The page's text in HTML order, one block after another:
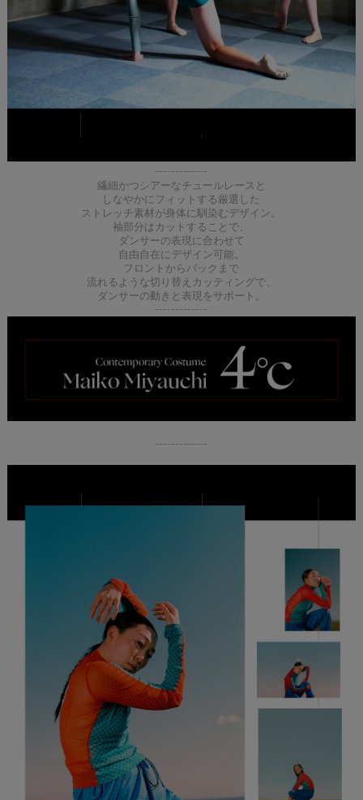
-------------
繊細かつシアーなチュールレースと
しなやかにフィットする厳選した
ストレッチ素材が身体に馴染むデザイン。
袖部分はカットすることで、
ダンサーの表現に合わせて
自由自在にデザイン可能。
フロントからバックまで
流れるような切り替えカッティングで、
ダンサーの動きと表現をサポート。
-------------
-------------